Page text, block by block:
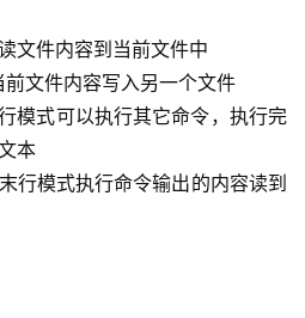
件内容到当前文件中
件内容写入另一个文件
可以执行其它命令，执行完
本
式执行命令输出的内容读到